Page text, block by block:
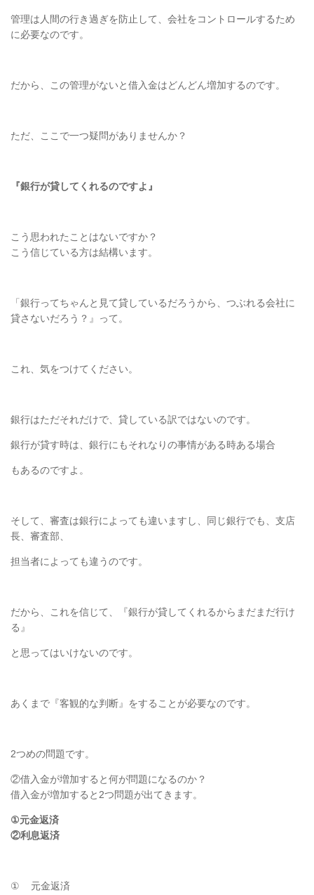
管理は人間の行き過ぎを防止して、会社をコントロールするため
に必要なのです。
だから、この管理がないと借入金はどんどん増加するのです。
ただ、ここで一つ疑問がありませんか？
『銀行が貸してくれるのですよ』
こう思われたことはないですか？
こう信じている方は結構います。
「銀行ってちゃんと見て貸しているだろうから、つぶれる会社に
貸さないだろう？』って。
これ、気をつけてください。
銀行はただそれだけで、貸している訳ではないのです。
銀行が貸す時は、銀行にもそれなりの事情がある時ある場合
もあるのですよ。
そして、審査は銀行によっても違いますし、同じ銀行でも、支店
長、審査部、
担当者によっても違うのです。
だから、これを信じて、『銀行が貸してくれるからまだまだ行け
る』
と思ってはいけないのです。
あくまで『客観的な判断』をすることが必要なのです。
2つめの問題です。
②借入金が増加すると何が問題になるのか？
借入金が増加すると 2つ問題が出てきます。
①元金返済
②利息返済
① 元金返済